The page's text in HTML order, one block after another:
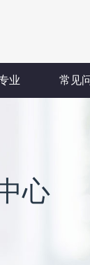
业 常见
心